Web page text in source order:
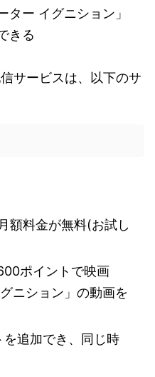
ター イグニション」
きる
サービスは、以下のサ
額料金が無料(お試し
ポイントで映画
ニション」の動画を
追加でき、同じ時